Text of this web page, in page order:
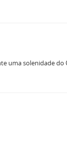
uma solenidade do